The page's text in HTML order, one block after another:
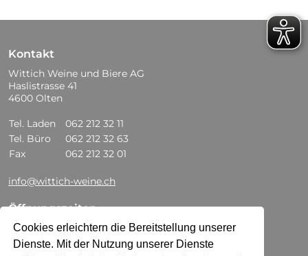
Cookies erleichtern die Bereitstellung unserer
Dienste. Mit der Nutzung unserer Dienste
Kontakt
Wittich Weine und Biere AG
Haslistrasse 41
4600 Olten
Tel. Laden
062 212 32 11
Tel. Büro
062 212 32 63
Fax
062 212 32 01
info@wittich-weine.ch
Öffnungszeiten
Mo
13:30 - 18:30
Di-Fr09:00 - 12:00